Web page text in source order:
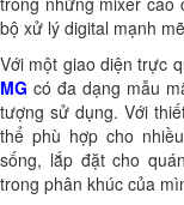
bộ xử lý digital mạnh
Với một giao diện trực
MG có đa dạng mẫu
tượng sử dụng. Với
thể phù hợp cho
sống, lắp đặt cho
trong phân khúc của